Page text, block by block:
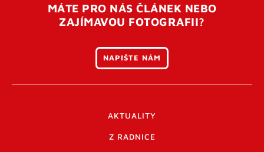
MÁTE PRO NÁS ČLÁNEK NEBO
ZAJÍMAVOU FOTOGRAFII?
NAPIŠTE NÁM
AKTUALITY
Z RADNICE